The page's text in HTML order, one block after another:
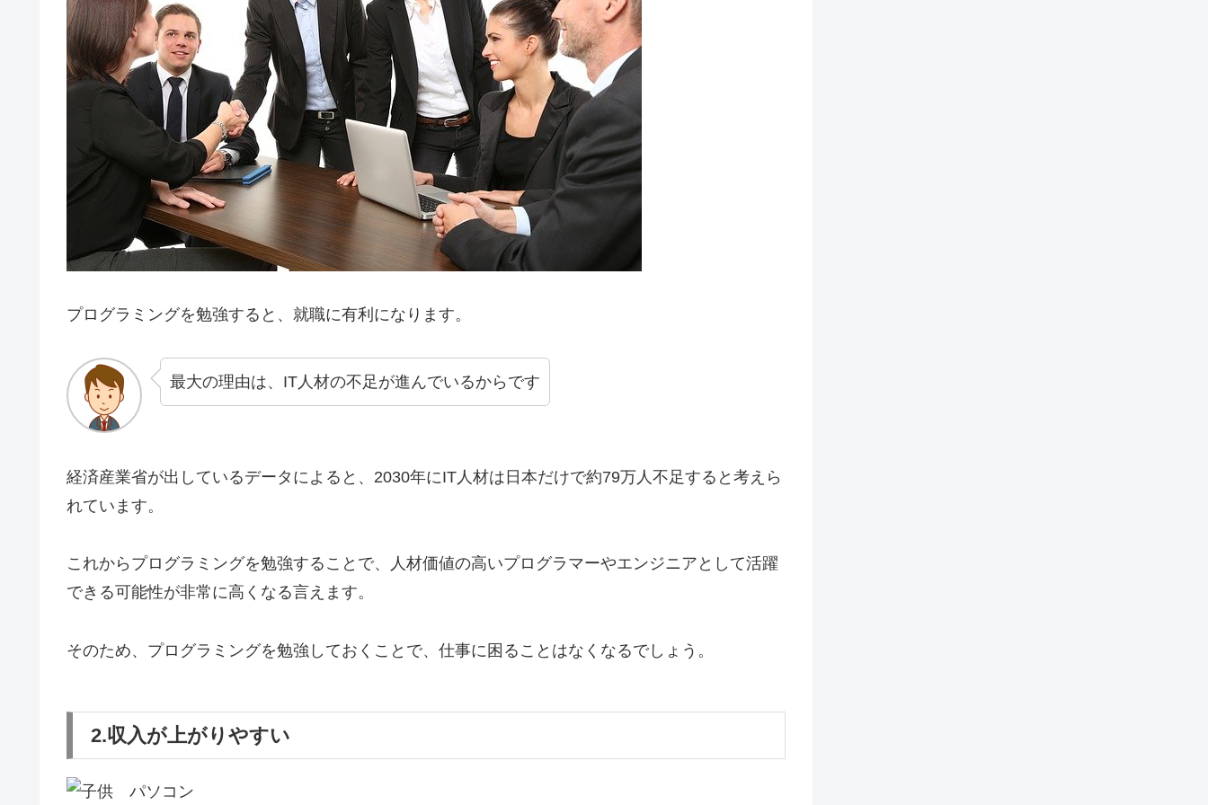
プログラミングを勉強すると、就職に有利になります。
最大の理由は、IT人材の不足が進んでいるからです
経済産業省が出しているデータによると、2030年にIT人材は日本だけで約79万人不足すると考えら
れています。
これからプログラミングを勉強することで、人材価値の高いプログラマーやエンジニアとして活躍
できる可能性が非常に高くなる言えます。
そのため、プログラミングを勉強しておくことで、仕事に困ることはなくなるでしょう。
2.収入が上がりやすい